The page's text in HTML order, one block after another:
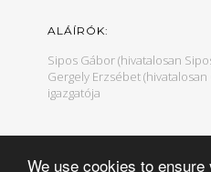
We use cookies to
ALÁÍRÓK:
Sipos Gábor (hivatalosan
Gergely Erzsébet
igazgatója